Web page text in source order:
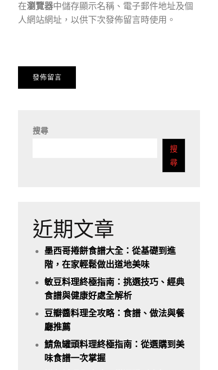
在瀏覽器中儲存顯示名稱、電子郵件地址及個
人網站網址，以供下次發佈留言時使用。
搜尋
搜
尋
近期文章
墨西哥捲餅食譜大全：從基礎到進
階，在家輕鬆做出道地美味
敏豆料理終極指南：挑選技巧、經典
食譜與健康好處全解析
豆瓣醬料理全攻略：食譜、做法與餐
廳推薦
鯖魚罐頭料理終極指南：從選購到美
味食譜一次掌握